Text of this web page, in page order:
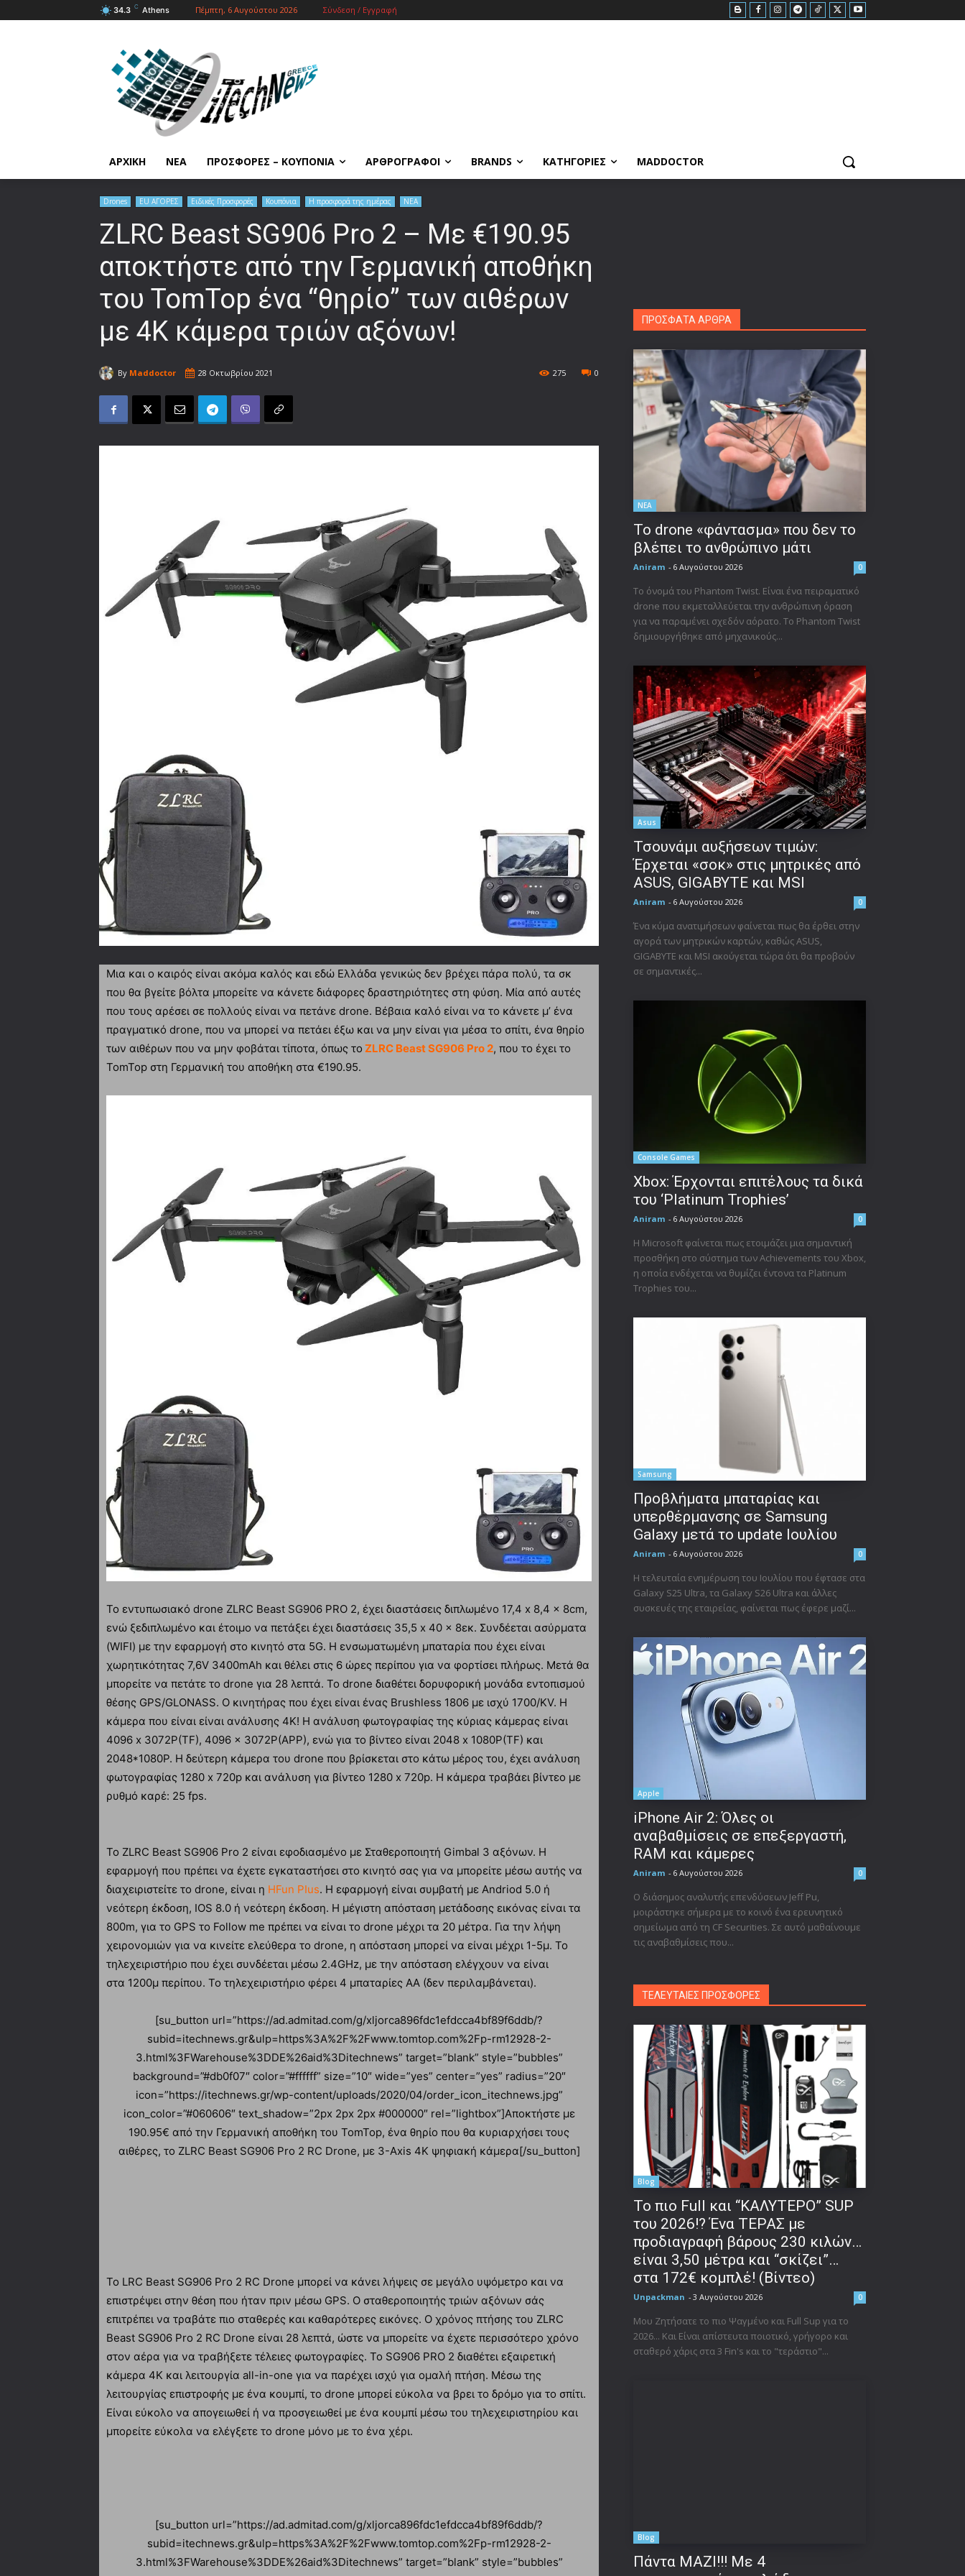
34.3 C Athens Πέμπτη, 6 Αυγούστου 2026 Σύνδεση / Εγγραφή
ΑΡΧΙΚΗ ΝΕΑ ΠΡΟΣΦΟΡΕΣ – ΚΟΥΠΟΝΙΑ ΑΡΘΡΟΓΡΑΦΟΙ BRANDS ΚΑΤΗΓΟΡΙΕΣ MADDOCTOR
Drones EU ΑΓΟΡΕΣ Ειδικές Προσφορές Κουπόνια Η προσφορά της ημέρας ΝΕΑ
ZLRC Beast SG906 Pro 2 – Με €190.95
αποκτήστε από την Γερμανική αποθήκη
του TomTop ένα “θηρίο” των αιθέρων
με 4Κ κάμερα τριών αξόνων!
By Maddoctor 28 Οκτωβρίου 2021 0
275
Μια και ο καιρός είναι ακόμα καλός και εδώ Ελλάδα γενικώς δεν βρέχει πάρα πολύ, τα σκ
που θα βγείτε βόλτα μπορείτε να κάνετε διάφορες δραστηριότητες στη φύση. Μία από αυτές
που τους αρέσει σε πολλούς είναι να πετάνε drone. Βέβαια καλό είναι να το κάνετε μ’ ένα
πραγματικό drone, που να μπορεί να πετάει έξω και να μην είναι για μέσα το σπίτι, ένα θηρίο
των αιθέρων που να μην φοβάται τίποτα, όπως το ZLRC Beast SG906 Pro 2, που το έχει το
TomTop στη Γερμανική του αποθήκη στα €190.95.
Το εντυπωσιακό drone ZLRC Beast SG906 PRO 2, έχει διαστάσεις διπλωμένο 17,4 x 8,4 x 8cm,
ενώ ξεδιπλωμένο και έτοιμο να πετάξει έχει διαστάσεις 35,5 x 40 x 8εκ. Συνδέεται ασύρματα
(WIFI) με την εφαρμογή στο κινητό στα 5G. Η ενσωματωμένη μπαταρία που έχει είναι
χωρητικότητας 7,6V 3400mAh και θέλει στις 6 ώρες περίπου για να φορτίσει πλήρως. Μετά θα
μπορείτε να πετάτε το drone για 28 λεπτά. Το drone διαθέτει δορυφορική μονάδα εντοπισμού
θέσης GPS/GLONASS. Ο κινητήρας που έχει είναι ένας Brushless 1806 με ισχύ 1700/KV. Η
κάμερα που είναι είναι ανάλυσης 4Κ! Η ανάλυση φωτογραφίας της κύριας κάμερας είναι
4096 x 3072P(TF), 4096 x 3072P(APP), ενώ για το βίντεο είναι 2048 x 1080P(TF) και
2048*1080P. Η δεύτερη κάμερα του drone που βρίσκεται στο κάτω μέρος του, έχει ανάλυση
φωτογραφίας 1280 x 720p και ανάλυση για βίντεο 1280 x 720p. Η κάμερα τραβάει βίντεο με
ρυθμό καρέ: 25 fps.
Το ZLRC Beast SG906 Pro 2 είναι εφοδιασμένο με Σταθεροποιητή Gimbal 3 αξόνων. Η
εφαρμογή που πρέπει να έχετε εγκαταστήσει στο κινητό σας για να μπορείτε μέσω αυτής να
διαχειριστείτε το drone, είναι η HFun PIus. Η εφαρμογή είναι συμβατή με Andriod 5.0 ή
νεότερη έκδοση, IOS 8.0 ή νεότερη έκδοση. Η μέγιστη απόσταση μετάδοσης εικόνας είναι τα
800m, για το GPS το Follow me πρέπει να είναι το drone μέχρι τα 20 μέτρα. Για την λήψη
χειρονομιών για να κινείτε ελεύθερα το drone, η απόσταση μπορεί να είναι μέχρι 1-5μ. Το
τηλεχειριστήριο που έχει συνδέεται μέσω 2.4GHz, με την απόσταση ελέγχουν να είναι
στα 1200μ περίπου. Το τηλεχειριστήριο φέρει 4 μπαταρίες AA (δεν περιλαμβάνεται).
[su_button url=”https://ad.admitad.com/g/xljorca896fdc1efdcca4bf89f6ddb/?
subid=itechnews.gr&ulp=https%3A%2F%2Fwww.tomtop.com%2Fp-rm12928-2-
3.html%3FWarehouse%3DDE%26aid%3Ditechnews” target=”blank” style=”bubbles”
background=”#db0f07″ color=”#ffffff” size=”10″ wide=”yes” center=”yes” radius=”20″
icon=”https://itechnews.gr/wp-content/uploads/2020/04/order_icon_itechnews.jpg”
icon_color=”#060606″ text_shadow=”2px 2px 2px #000000″ rel=”lightbox”]Αποκτήστε με
190.95€ από την Γερμανική αποθήκη του TomTop, ένα θηρίο που θα κυριαρχήσει τους
αιθέρες, το ZLRC Beast SG906 Pro 2 RC Drone, με 3-Axis 4K ψηφιακή κάμερα[/su_button]
Το LRC Beast SG906 Pro 2 RC Drone μπορεί να κάνει λήψεις σε μεγάλο υψόμετρο και να
επιστρέψει στην θέση που ήταν πριν μέσω GPS. Ο σταθεροποιητής τριών αξόνων σάς
επιτρέπει να τραβάτε πιο σταθερές και καθαρότερες εικόνες. Ο χρόνος πτήσης του ZLRC
Beast SG906 Pro 2 RC Drone είναι 28 λεπτά, ώστε να μπορείτε να έχετε περισσότερο χρόνο
στον αέρα για να τραβήξετε τέλειες φωτογραφίες. Το SG906 PRO 2 διαθέτει εξαιρετική
κάμερα 4K και λειτουργία all-in-one για να παρέχει ισχύ για ομαλή πτήση. Μέσω της
λειτουργίας επιστροφής με ένα κουμπί, το drone μπορεί εύκολα να βρει το δρόμο για το σπίτι.
Είναι εύκολο να απογειωθεί ή να προσγειωθεί με ένα κουμπί μέσω του τηλεχειριστηρίου και
μπορείτε εύκολα να ελέγξετε το drone μόνο με το ένα χέρι.
[su_button url=”https://ad.admitad.com/g/xljorca896fdc1efdcca4bf89f6ddb/?
subid=itechnews.gr&ulp=https%3A%2F%2Fwww.tomtop.com%2Fp-rm12928-2-
3.html%3FWarehouse%3DDE%26aid%3Ditechnews” target=”blank” style=”bubbles”
ΠΡΟΣΦΑΤΑ ΑΡΘΡΑ
ΝΕΑ
Το drone «φάντασμα» που δεν το
βλέπει το ανθρώπινο μάτι
Aniram - 6 Αυγούστου 2026 0
Το όνομά του Phantom Twist. Είναι ένα πειραματικό
drone που εκμεταλλεύεται την ανθρώπινη όραση
για να παραμένει σχεδόν αόρατο. Το Phantom Twist
δημιουργήθηκε από μηχανικούς...
Asus
Τσουνάμι αυξήσεων τιμών:
Έρχεται «σοκ» στις μητρικές από
ASUS, GIGABYTE και MSI
Aniram - 6 Αυγούστου 2026 0
Ένα κύμα ανατιμήσεων φαίνεται πως θα έρθει στην
αγορά των μητρικών καρτών, καθώς ASUS,
GIGABYTE και MSI ακούγεται τώρα ότι θα προβούν
σε σημαντικές...
Console Games
Xbox: Έρχονται επιτέλους τα δικά
του ‘Platinum Trophies’
Aniram - 6 Αυγούστου 2026 0
Η Microsoft φαίνεται πως ετοιμάζει μια σημαντική
προσθήκη στο σύστημα των Achievements του Xbox,
η οποία ενδέχεται να θυμίζει έντονα τα Platinum
Trophies του...
Samsung
Προβλήματα μπαταρίας και
υπερθέρμανσης σε Samsung
Galaxy μετά το update Ιουλίου
Aniram - 6 Αυγούστου 2026 0
Η τελευταία ενημέρωση του Ιουλίου που έφτασε στα
Galaxy S25 Ultra, τα Galaxy S26 Ultra και άλλες
συσκευές της εταιρείας, φαίνεται πως έφερε μαζί...
Apple
iPhone Air 2: Όλες οι
αναβαθμίσεις σε επεξεργαστή,
RAM και κάμερες
Aniram - 6 Αυγούστου 2026 0
Ο διάσημος αναλυτής επενδύσεων Jeff Pu,
μοιράστηκε σήμερα με το κοινό ένα ερευνητικό
σημείωμα από τη CF Securities. Σε αυτό μαθαίνουμε
τις αναβαθμίσεις που...
ΤΕΛΕΥΤΑΙΕΣ ΠΡΟΣΦΟΡΕΣ
Blog
To πιο Full και “ΚΑΛΥΤΕΡΟ” SUP
του 2026!? Ένα ΤΕΡΑΣ με
προδιαγραφή βάρους 230 κιλών…
είναι 3,50 μέτρα και “σκίζει”…
στα 172€ κομπλέ! (Βίντεο)
Unpackman - 3 Αυγούστου 2026 0
Μου Ζητήσατε το πιο Ψαγμένο και Full Sup για το
2026... Και Είναι απίστευτα ποιοτικό, γρήγορο και
σταθερό χάρις στα 3 Fin's και το "τεράστιο"...
Blog
Πάντα ΜΑΖΙ!!! Με 4